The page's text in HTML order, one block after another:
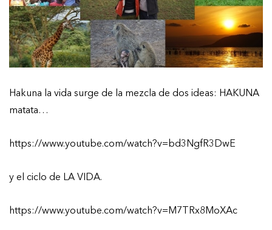
Hakuna la vida surge de la mezcla de dos ideas: HAKUNA
matata…
https://www.youtube.com/watch?v=bd3NgfR3DwE
y el ciclo de LA VIDA.
https://www.youtube.com/watch?v=M7TRx8MoXAc